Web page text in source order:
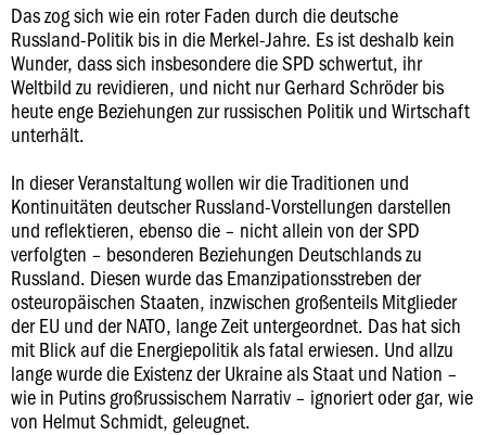
Das zog sich wie ein roter Faden durch die deutsche
Russland-Politik bis in die Merkel-Jahre. Es ist deshalb kein
Wunder, dass sich insbesondere die SPD schwertut, ihr
Weltbild zu revidieren, und nicht nur Gerhard Schröder bis
heute enge Beziehungen zur russischen Politik und Wirtschaft
unterhält.
In dieser Veranstaltung wollen wir die Traditionen und
Kontinuitäten deutscher Russland-Vorstellungen darstellen
und reflektieren, ebenso die – nicht allein von der SPD
verfolgten – besonderen Beziehungen Deutschlands zu
Russland. Diesen wurde das Emanzipationsstreben der
osteuropäischen Staaten, inzwischen großenteils Mitglieder
der EU und der NATO, lange Zeit untergeordnet. Das hat sich
mit Blick auf die Energiepolitik als fatal erwiesen. Und allzu
lange wurde die Existenz der Ukraine als Staat und Nation –
wie in Putins großrussischem Narrativ – ignoriert oder gar, wie
von Helmut Schmidt, geleugnet.